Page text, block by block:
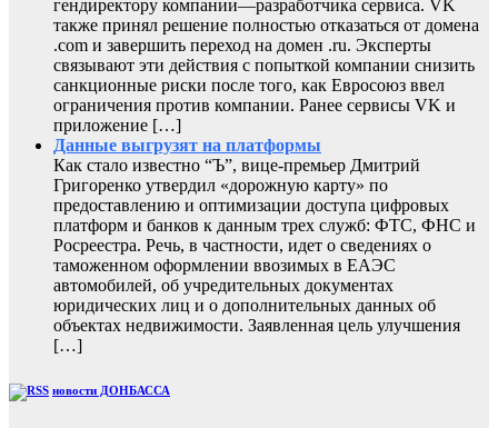
гендиректору компании—разработчика сервиса. VK
также принял решение полностью отказаться от домена
.com и завершить переход на домен .ru. Эксперты
связывают эти действия с попыткой компании снизить
санкционные риски после того, как Евросоюз ввел
ограничения против компании. Ранее сервисы VK и
приложение […]
Данные выгрузят на платформы
Как стало известно “Ъ”, вице-премьер Дмитрий
Григоренко утвердил «дорожную карту» по
предоставлению и оптимизации доступа цифровых
платформ и банков к данным трех служб: ФТС, ФНС и
Росреестра. Речь, в частности, идет о сведениях о
таможенном оформлении ввозимых в ЕАЭС
автомобилей, об учредительных документах
юридических лиц и о дополнительных данных об
объектах недвижимости. Заявленная цель улучшения
[…]
новости ДОНБАССА